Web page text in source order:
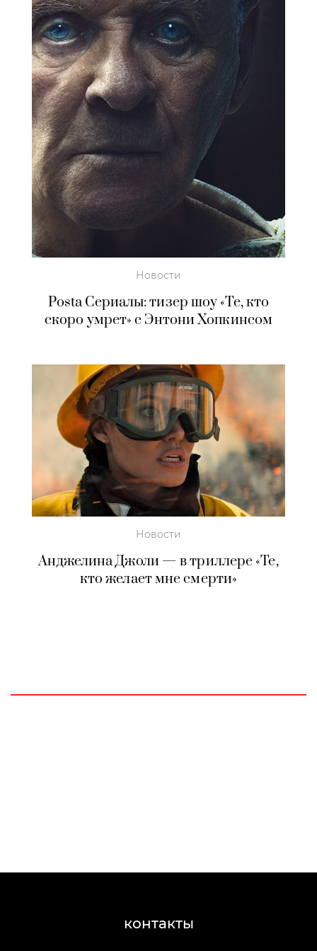
Новости
Posta Сериалы: тизер шоу «Те, кто
скоро умрет» с Энтони Хопкинсом
Новости
Анджелина Джоли — в триллере «Те,
кто желает мне смерти»
контакты